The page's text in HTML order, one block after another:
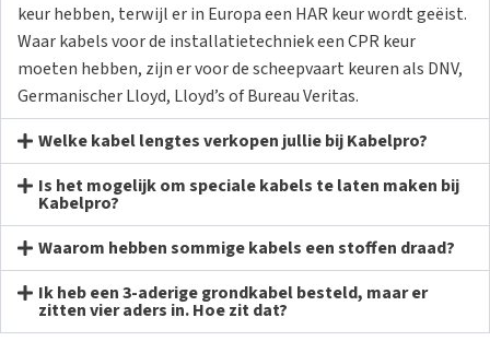
keur hebben, terwijl er in Europa een HAR keur wordt geëist.
Waar kabels voor de installatietechniek een CPR keur
moeten hebben, zijn er voor de scheepvaart keuren als DNV,
Germanischer Lloyd, Lloyd’s of Bureau Veritas.
Welke kabel lengtes verkopen jullie bij Kabelpro?
Is het mogelijk om speciale kabels te laten maken bij
Kabelpro?
Waarom hebben sommige kabels een stoffen draad?
Ik heb een 3-aderige grondkabel besteld, maar er
zitten vier aders in. Hoe zit dat?